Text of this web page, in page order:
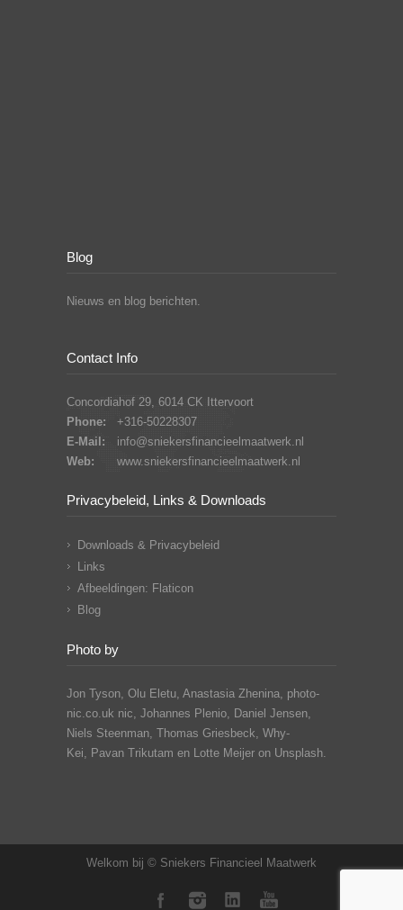
Blog
Nieuws en blog berichten.
Contact Info
Concordiahof 29, 6014 CK Ittervoort
Phone:
+316-50228307
E-Mail:
info@sniekersfinancieelmaatwerk.nl
Web:
www.sniekersfinancieelmaatwerk.nl
Privacybeleid, Links & Downloads
Downloads & Privacybeleid
Links
Afbeeldingen: Flaticon
Blog
Photo by
Jon Tyson, Olu Eletu, Anastasia Zhenina, photo-
nic.co.uk nic, Johannes Plenio, Daniel Jensen,
Niels Steenman, Thomas Griesbeck, Why-
Kei, Pavan Trikutam en Lotte Meijer on Unsplash.
Welkom bij © Sniekers Financieel Maatwerk